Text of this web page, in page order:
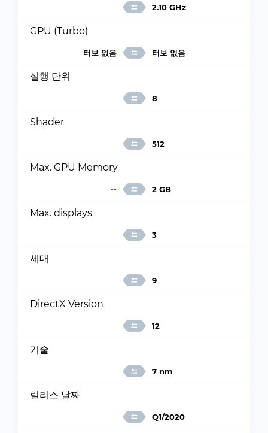
2.10 GHz
GPU (Turbo)
터보 없음 터보 없음
실행 단위
8
Shader
512
Max. GPU Memory
-- 2 GB
Max. displays
3
세대
9
DirectX Version
12
기술
7 nm
릴리스 날짜
Q1/2020